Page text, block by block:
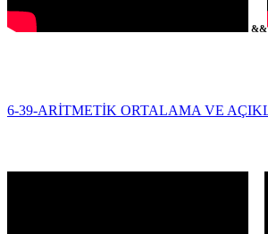
&&
6-39-ARİTMETİK ORTALAMA VE